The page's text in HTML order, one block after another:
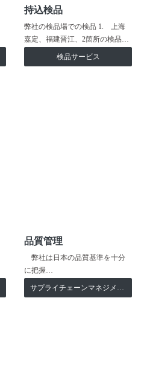
持込検品
弊社の検品場での検品 1. 上海
嘉定、福建晋江、2箇所の検品…
検品サービス
品質管理
弊社は日本の品質基準を十分
に把握…
サプライチェーンマネジメント